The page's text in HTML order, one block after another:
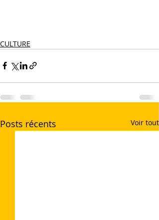
CULTURE
Posts récents Voir tout